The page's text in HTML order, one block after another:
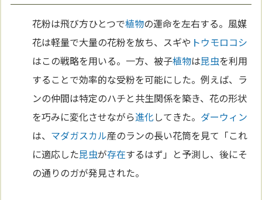
花粉は飛び方ひとつで植物の運命を左右する。風媒
花は軽量で大量の花粉を放ち、スギや トウモロコシ
はこの戦略を用いる。一方、被子植物は昆虫を利用
することで効率的な受粉を可能にした。例えば、ラ
ンの仲間は特定のハチと共生関係を築き、花の形状
を巧みに変化させながら進化してきた。 ダーウィン
は、 マダガスカル産のランの長い花筒を見て「これ
に適応した昆虫が存在するはず」と予測し、後にそ
の通りのガが発見された。